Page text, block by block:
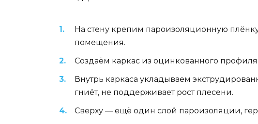
На стену крепим пароизоляционную
помещения.
Создаём каркас из оцинкованного
Внутрь каркаса укладываем
гниёт, не поддерживает рост плесени.
Сверху — ещё один слой пароизоляции,